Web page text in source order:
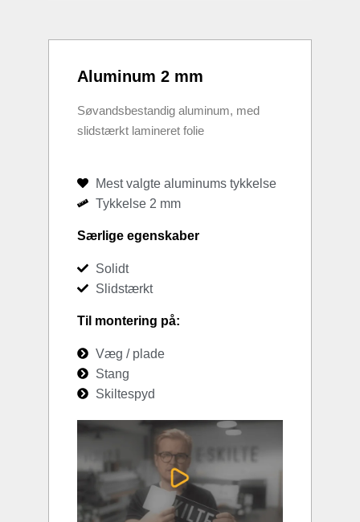
Aluminum 2 mm
Søvandsbestandig aluminum, med
slidstærkt lamineret folie
Mest valgte aluminums tykkelse
Tykkelse 2 mm
Særlige egenskaber
Solidt
Slidstærkt
Til montering på:
Væg / plade
Stang
Skiltespyd